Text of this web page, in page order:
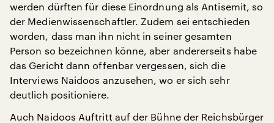
werden dürften für diese Einordnung als Antisemit, so
der Medienwissenschaftler. Zudem sei entschieden
worden, dass man ihn nicht in seiner gesamten
Person so bezeichnen könne, aber andererseits habe
das Gericht dann offenbar vergessen, sich die
Interviews Naidoos anzusehen, wo er sich sehr
deutlich positioniere.
Auch Naidoos Auftritt auf der Bühne der Reichsbürger